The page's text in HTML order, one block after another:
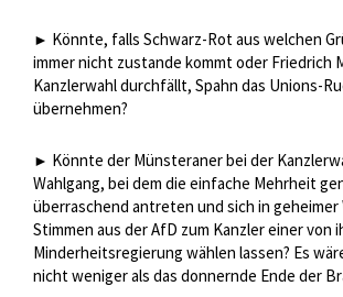
► Könnte, falls Schwarz-Rot aus welchen
immer nicht zustande kommt oder Friedrich
Kanzlerwahl durchfällt, Spahn das Unions-
übernehmen?
► Könnte der Münsteraner bei der
Wahlgang, bei dem die einfache Mehrheit
überraschend antreten und sich in geheimer
Stimmen aus der AfD zum Kanzler einer von
Minderheitsregierung wählen lassen? Es
nicht weniger als das donnernde Ende der